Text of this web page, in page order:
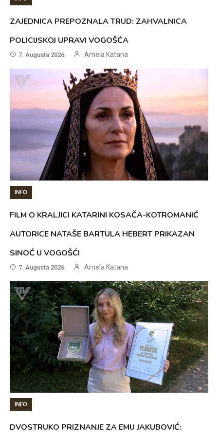
ZAJEDNICA PREPOZNALA TRUD: ZAHVALNICA
POLICIJSKOJ UPRAVI VOGOŠĆA
7. Augusta 2026. Arnela Katana
INFO
FILM O KRALJICI KATARINI KOSAČA-KOTROMANIĆ
AUTORICE NATAŠE BARTULA HEBERT PRIKAZAN
SINOĆ U VOGOŠĆI
7. Augusta 2026. Arnela Katana
INFO
DVOSTRUKO PRIZNANJE ZA EMU JAKUBOVIĆ: